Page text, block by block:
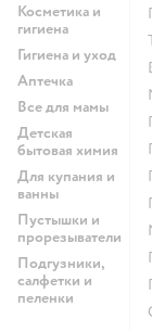
Косметика и
гигиена
Гигиена и уход
Аптечка
Все для мамы
Детская
бытовая химия
Для купания и
ванны
Пустышки и
прорезыватели
Подгузники,
салфетки и
пеленки